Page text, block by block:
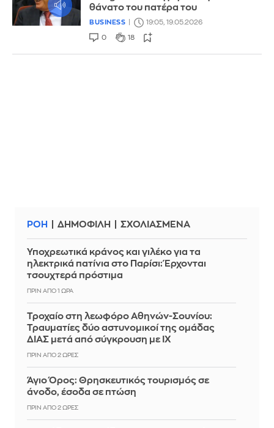
θάνατο του πατέρα του
BUSINESS 19:05, 19.05.2026
0 18
ΡΟΗ ΔΗΜΟΦΙΛΗ ΣΧΟΛΙΑΣΜΕΝΑ
Υποχρεωτικά κράνος και γιλέκο για τα
ηλεκτρικά πατίνια στο Παρίσι: Έρχονται
τσουχτερά πρόστιμα
ΠΡΙΝ ΑΠΌ 1 ΏΡΑ
Τροχαίο στη λεωφόρο Αθηνών-Σουνίου:
Τραυματίες δύο αστυνομικοί της ομάδας
ΔΙΑΣ μετά από σύγκρουση με ΙΧ
ΠΡΙΝ ΑΠΌ 2 ΏΡΕΣ
Άγιο Όρος: Θρησκευτικός τουρισμός σε
άνοδο, έσοδα σε πτώση
ΠΡΙΝ ΑΠΌ 2 ΏΡΕΣ